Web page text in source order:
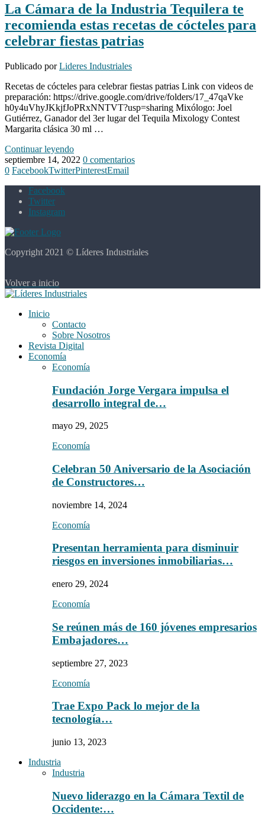
La Cámara de la Industria Tequilera te
recomienda estas recetas de cócteles para
celebrar fiestas patrias
Publicado porLideres Industriales
Recetas de cócteles para celebrar fiestas patrias Link con videos de
preparación: https://drive.google.com/drive/folders/17_47qaVke
h0y4uVhyJKkjfJoPRxNNTVT?usp=sharing Mixólogo: Joel
Gutiérrez, Ganador del 3er lugar del Tequila Mixology Contest
Margarita clásica 30 ml …
Continuar leyendo
septiembre 14, 2022 0 comentarios
0 FacebookTwitterPinterestEmail
Facebook
Twitter
Instagram
Copyright 2021 © Líderes Industriales
Volver a inicio
Inicio
Contacto
Sobre Nosotros
Revista Digital
Economía
Economía
Fundación Jorge Vergara impulsa el
desarrollo integral de…
mayo 29, 2025
Economía
Celebran 50 Aniversario de la Asociación
de Constructores…
noviembre 14, 2024
Economía
Presentan herramienta para disminuir
riesgos en inversiones inmobiliarias…
enero 29, 2024
Economía
Se reúnen más de 160 jóvenes empresarios
Embajadores…
septiembre 27, 2023
Economía
Trae Expo Pack lo mejor de la
tecnología…
junio 13, 2023
Industria
Industria
Nuevo liderazgo en la Cámara Textil de
Occidente:…